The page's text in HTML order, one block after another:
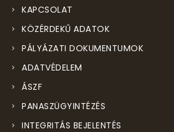
KAPCSOLAT
KÖZÉRDEKŰ ADATOK
PÁLYÁZATI DOKUMENTUMOK
ADATVÉDELEM
ÁSZF
PANASZÜGYINTÉZÉS
INTEGRITÁS BEJELENTÉS